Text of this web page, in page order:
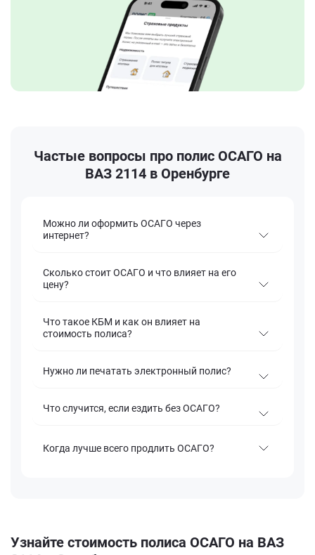
Частые вопросы про полис ОСАГО на
ВАЗ 2114 в Оренбурге
Можно ли оформить ОСАГО через
интернет?
Сколько стоит ОСАГО и что влияет на его
цену?
Что такое КБМ и как он влияет на
стоимость полиса?
Нужно ли печатать электронный полис?
Что случится, если ездить без ОСАГО?
Когда лучше всего продлить ОСАГО?
Узнайте стоимость полиса ОСАГО на ВАЗ